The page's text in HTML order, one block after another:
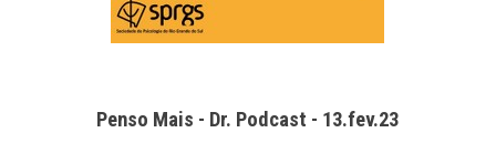
Penso Mais - Dr. Podcast - 13.fev.23